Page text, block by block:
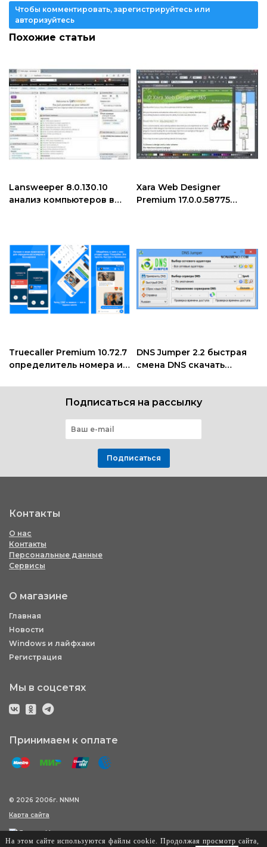
Чтобы комментировать, зарегистрируйтесь или
авторизуйтесь
Похожие статьи
Lansweeper 8.0.130.10
анализ компьютеров в
Xara Web Designer
Premium 17.0.0.58775
Truecaller Premium 10.72.7
определитель номера и
DNS Jumper 2.2 быстрая
смена DNS скачать
Подписаться на рассылку
Подписаться
Контакты
О нас
Контакты
Персональные данные
Сервисы
О магазине
Главная
Новости
Windows и лайфхаки
Регистрация
Мы в соцсетях
Принимаем к оплате
© 2026 2006г. NNMN
Карта сайта
На этом сайте используются файлы cookie. Продолжая просмотр сайта,